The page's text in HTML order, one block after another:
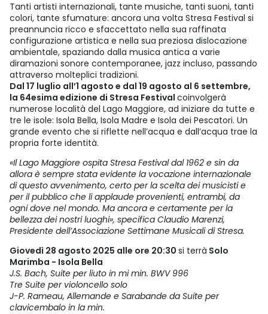
Tanti artisti internazionali, tante musiche, tanti suoni, tanti
colori, tante sfumature: ancora una volta Stresa Festival si
preannuncia ricco e sfaccettato nella sua raffinata
configurazione artistica e nella sua preziosa dislocazione
ambientale, spaziando dalla musica antica a varie
diramazioni sonore contemporanee, jazz incluso, passando
attraverso molteplici tradizioni.
Dal 17 luglio all’1 agosto e dal 19 agosto al 6 settembre,
la 64esima edizione di Stresa Festival coinvolgerà
numerose località del Lago Maggiore, ad iniziare da tutte e
tre le isole: Isola Bella, Isola Madre e Isola dei Pescatori. Un
grande evento che si riflette nell’acqua e dall’acqua trae la
propria forte identità.
«Il Lago Maggiore ospita Stresa Festival dal 1962 e sin da
allora è sempre stata evidente la vocazione internazionale
di questo avvenimento, certo per la scelta dei musicisti e
per il pubblico che li applaude provenienti, entrambi, da
ogni dove nel mondo. Ma ancora e certamente per la
bellezza dei nostri luoghi», specifica Claudio Marenzi,
Presidente dell’Associazione Settimane Musicali di Stresa.
Giovedì 28 agosto 2025 alle ore 20:30 si terrà Solo
Marimba - Isola Bella
J.S. Bach, Suite per liuto in mi min. BWV 996
Tre Suite per violoncello solo
J-P. Rameau, Allemande e Sarabande da Suite per
clavicembalo in la min.